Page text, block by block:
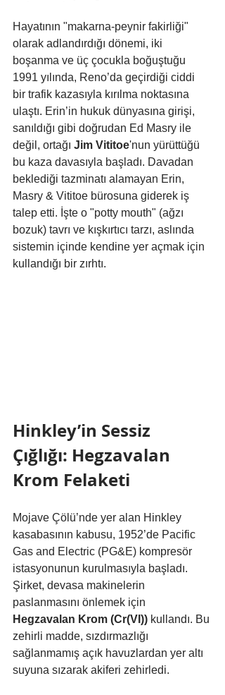
Hayatının "makarna-peynir fakirliği"
olarak adlandırdığı dönemi, iki
boşanma ve üç çocukla boğuştuğu
1991 yılında, Reno’da geçirdiği ciddi
bir trafik kazasıyla kırılma noktasına
ulaştı. Erin’in hukuk dünyasına girişi,
sanıldığı gibi doğrudan Ed Masry ile
değil, ortağı Jim Vititoe'nun yürüttüğü
bu kaza davasıyla başladı. Davadan
beklediği tazminatı alamayan Erin,
Masry & Vititoe bürosuna giderek iş
talep etti. İşte o "potty mouth" (ağzı
bozuk) tavrı ve kışkırtıcı tarzı, aslında
sistemin içinde kendine yer açmak için
kullandığı bir zırhtı.
Hinkley’in Sessiz
Çığlığı: Hegzavalan
Krom Felaketi
Mojave Çölü’nde yer alan Hinkley
kasabasının kabusu, 1952’de Pacific
Gas and Electric (PG&E) kompresör
istasyonunun kurulmasıyla başladı.
Şirket, devasa makinelerin
paslanmasını önlemek için
Hegzavalan Krom (Cr(VI)) kullandı. Bu
zehirli madde, sızdırmazlığı
sağlanmamış açık havuzlardan yer altı
suyuna sızarak akiferi zehirledi.